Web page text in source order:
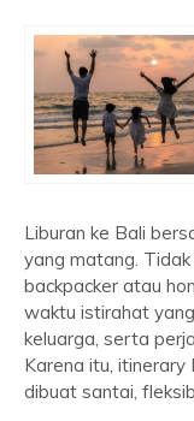
Liburan ke Bali
yang matang.
backpacker atau
waktu istirahat
keluarga, serta
Karena itu, itinerary
dibuat santai,